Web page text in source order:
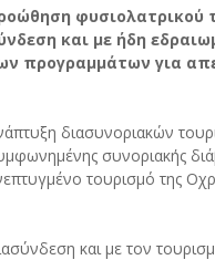
φυσιολατρικού
και με ήδη
προγραμμάτων για
διασυνοριακών
συνοριακής
τουρισμό της
και με τον